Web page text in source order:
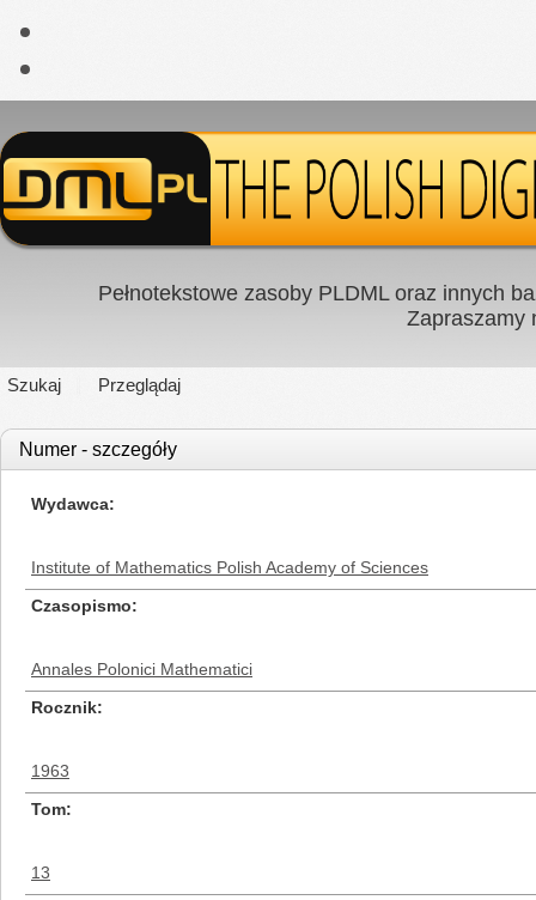
Pełnotekstowe zasoby PLDML oraz innych
Zapraszamy
Szukaj Przeglądaj
Numer - szczegóły
Wydawca
Institute of Mathematics Polish Academy of Sciences
Czasopismo
Annales Polonici Mathematici
Rocznik
1963
Tom
13